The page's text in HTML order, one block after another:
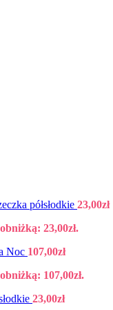
półsłodkie 23,00zł
23,00zł.
Noc 107,00zł
107,00zł.
23,00zł